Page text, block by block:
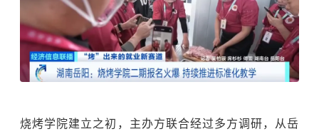
烧烤学院建立之初，主办方联合经过多方调研，从岳